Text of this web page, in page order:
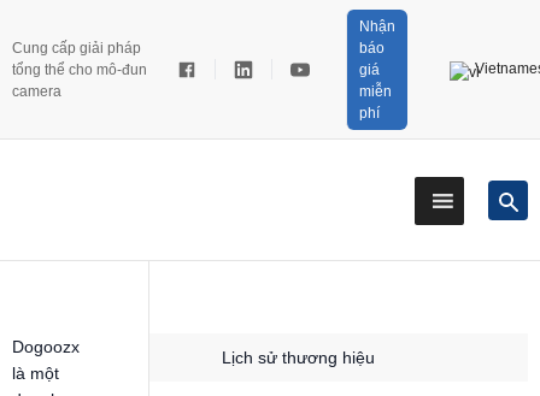
Cung cấp giải pháp
tổng thể cho mô-đun
camera
Nhận
báo
giá
miễn
phí
Dogoozx
là một
Lịch sử thương hiệu